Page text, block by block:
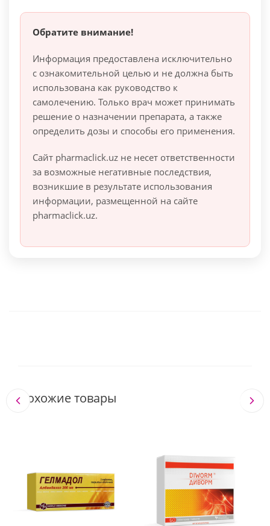
Обратите внимание!
Информация предоставлена исключительно
с ознакомительной целью и не должна быть
использована как руководство к
самолечению. Только врач может принимать
решение о назначении препарата, а также
определить дозы и способы его применения.
Сайт pharmaclick.uz не несет ответственности
за возможные негативные последствия,
возникшие в результате использования
информации, размещенной на сайте
pharmaclick.uz.
Похожие товары